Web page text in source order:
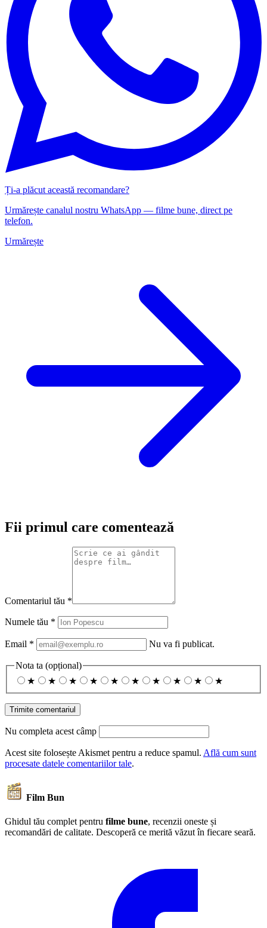
Ți-a plăcut această recomandare?
Urmărește canalul nostru WhatsApp — filme bune, direct pe
telefon.
Urmărește
Fii primul care comentează
Comentariul tău *
Numele tău *
Email * Nu va fi publicat.
Nota ta (opțional)
★
★ ★ ★ ★ ★ ★ ★ ★ ★
Nu completa acest câmp
Acest site folosește Akismet pentru a reduce spamul. Află cum sunt
procesate datele comentariilor tale.
Film Bun
Ghidul tău complet pentru filme bune, recenzii oneste și
recomandări de calitate. Descoperă ce merită văzut în fiecare seară.